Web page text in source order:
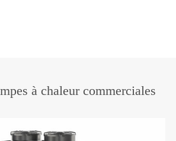
à chaleur commerciales